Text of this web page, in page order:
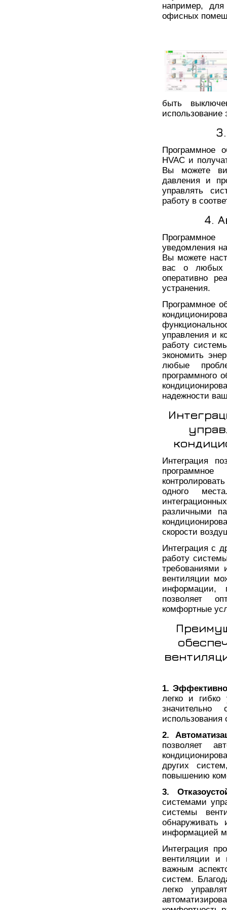
например,
офисных
быть
использование
Программное
HVAC и
Вы можете
давления и
управлять
работу в
4.
Программное
уведомления
Вы можете
вас о любых
оперативно
устранения.
Программное
управления и
работу
экономить
любые
программного
надежности
Интеграция
одного
различными
скорости
Интеграция с
работу
требованиями
вентиляции
информации,
позволяет
комфортные
1.
легко и
значительно
2.
позволяет
других
повышению
3.
системами
системы
информацией
Интеграция
вентиляции и
важным
систем.
легко